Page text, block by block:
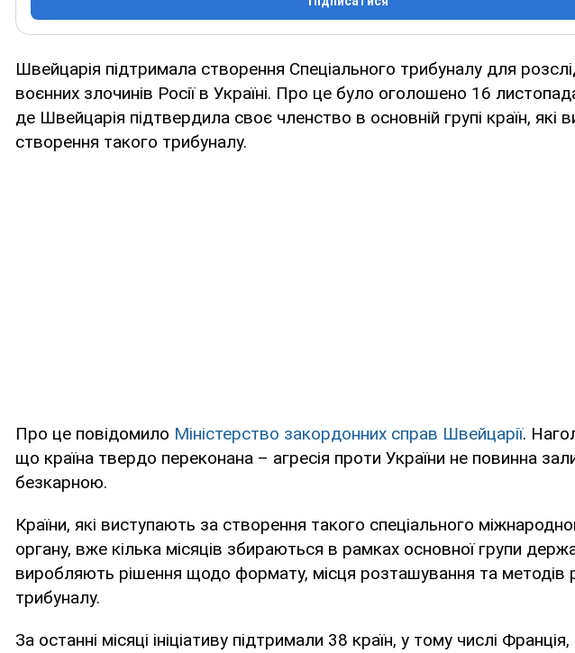
Швейцарія підтримала створення Спеціального трибуналу для
воєнних злочинів Росії в Україні. Про це було оголошено 16
де Швейцарія підтвердила своє членство в основній групі країн, які
створення такого трибуналу.
Про це повідомило Міністерство закордонних справ Швейцарії.
що країна твердо переконана – агресія проти України не повинна
безкарною.
Країни, які виступають за створення такого спеціального
органу, вже кілька місяців збираються в рамках основної групи
виробляють рішення щодо формату, місця розташування та методів
трибуналу.
За останні місяці ініціативу підтримали 38 країн, у тому числі